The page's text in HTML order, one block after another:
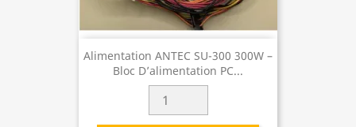
Alimentation ANTEC SU-300 300W –
Bloc D’alimentation PC...